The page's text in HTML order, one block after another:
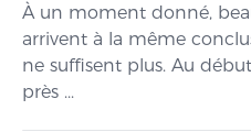
À un moment donné,
arrivent à la même
ne suffisent plus. Au
près ...